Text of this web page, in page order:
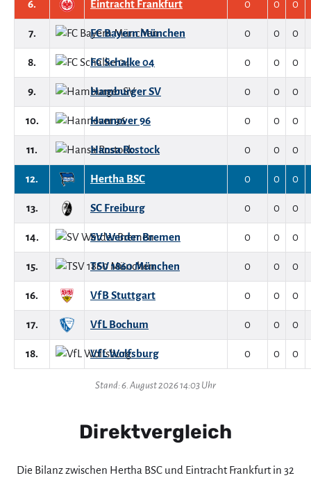
6. Eintracht Frankfurt 0 0 0
7. FC Bayern München 0 0 0
8. FC Schalke 04 0 0 0
9. Hamburger SV 0 0 0
10. Hannover 96 0 0 0
11. Hansa Rostock 0 0 0
12. Hertha BSC 0 0 0
13. SC Freiburg 0 0 0
14. SV Werder Bremen 0 0 0
15. TSV 1860 München 0 0 0
16. VfB Stuttgart 0 0 0
17. VfL Bochum 0 0 0
18. VfL Wolfsburg 0 0 0
Stand: 6. August 2026 14:03 Uhr
Direktvergleich
Die Bilanz zwischen Hertha BSC und Eintracht Frankfurt in 32